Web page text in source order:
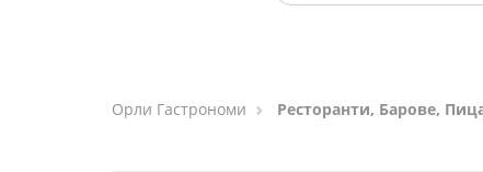
Орли Гастрономи Ресторанти, Барове,